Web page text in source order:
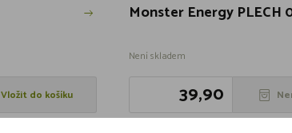
Vložit do košíku
Monster Energy PLECH
Není skladem
39,90